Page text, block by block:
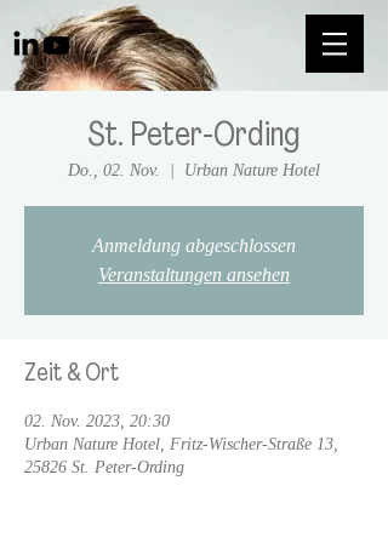
St. Peter-Ording
Do., 02. Nov. Urban Nature Hotel
Anmeldung abgeschlossen
Veranstaltungen ansehen
Zeit & Ort
02. Nov. 2023, 20:30
Urban Nature Hotel, Fritz-Wischer-Straße 13,
25826 St. Peter-Ording